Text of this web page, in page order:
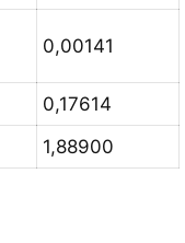
0,00141
0,17614
1,88900